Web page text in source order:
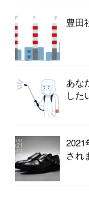
豊田
あな
した
2021
され